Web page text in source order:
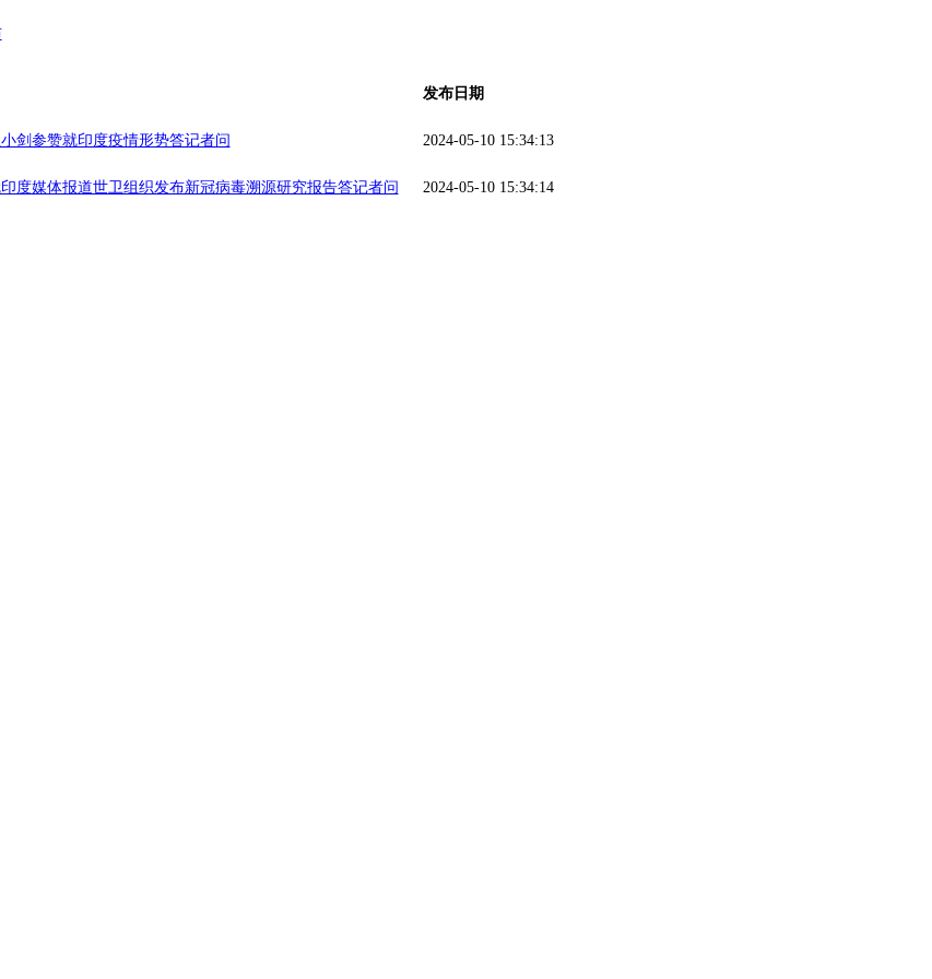
发布日期
剑参赞就印度疫情形势答记者问 2024-05-10 15:34:13
度媒体报道世卫组织发布新冠病毒溯源研究报告答记者问 2024-05-10 15:34:14